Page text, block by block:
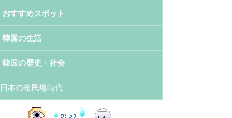
おすすめスポット
韓国の生活
韓国の歴史・社会
日本の植民地時代